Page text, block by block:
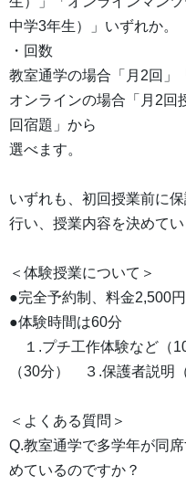
中学3年生）」いずれか。
・回数
教室通学の場合「月2回」
オンラインの場合「月2回
回宿題」から
選べます。
いずれも、初回授業前に
行い、授業内容を決めてい
＜体験授業について＞
●完全予約制、料金2,500円
●体験時間は60分
１.プチ工作体験など（
（30分） ３.保護者説明
＜よくある質問＞
Q.教室通学で多学年が同
めているのですか？